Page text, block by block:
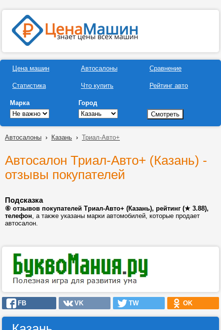
Цена машин
Статистика
Автосалоны
Что купить
Сравнение
Рейтинг авто
Марка Город
Автосалоны › Казань › Триал-Авто+
Автосалон Триал-Авто+ (Казань) -
отзывы покупателей
Подсказка
⑥ отзывов покупателей Триал-Авто+ (Казань), рейтинг (★ 3.88),
телефон, а также указаны марки автомобилей, которые продает
автосалон.
FB VK TW OK